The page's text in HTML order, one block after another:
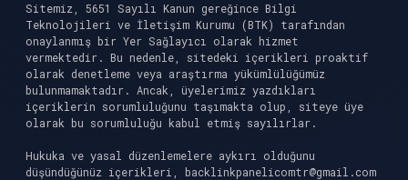
Sitemiz, 5651 Sayılı Kanun gereğince Bilgi
Teknolojileri ve İletişim Kurumu (BTK) tarafından
onaylanmış bir Yer Sağlayıcı olarak hizmet
vermektedir. Bu nedenle, sitedeki içerikleri proaktif
olarak denetleme veya araştırma yükümlülüğümüz
bulunmamaktadır. Ancak, üyelerimiz yazdıkları
içeriklerin sorumluluğunu taşımakta olup, siteye üye
olarak bu sorumluluğu kabul etmiş sayılırlar.
Hukuka ve yasal düzenlemelere aykırı olduğunu
düşündüğünüz içerikleri, backlinkpanelicomtr@gmail.com